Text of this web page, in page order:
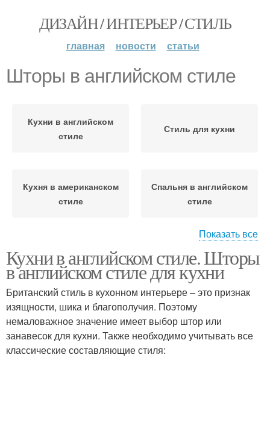
ДИЗАЙН / ИНТЕРЬЕР / СТИЛЬ
главная новости статьи
Шторы в английском стиле
Кухни в английском
стиле
Стиль для кухни
Кухня в американском
стиле
Спальня в английском
стиле
Английская мебель Кухня в стиле
Показать все
Кухни в английском стиле. Шторы
в английском стиле для кухни
Британский стиль в кухонном интерьере – это признак
изящности, шика и благополучия. Поэтому
немаловажное значение имеет выбор штор или
занавесок для кухни. Также необходимо учитывать все
классические составляющие стиля: